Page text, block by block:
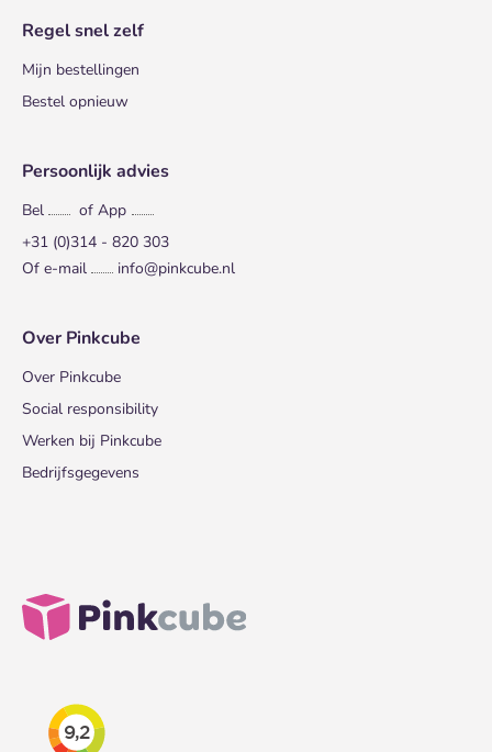
Regel snel zelf
Mijn bestellingen
Bestel opnieuw
Persoonlijk advies
Bel
of App
+31 (0)314 - 820 303
Of e-mail
info@pinkcube.nl
Over Pinkcube
Over Pinkcube
Social responsibility
Werken bij Pinkcube
Bedrijfsgegevens